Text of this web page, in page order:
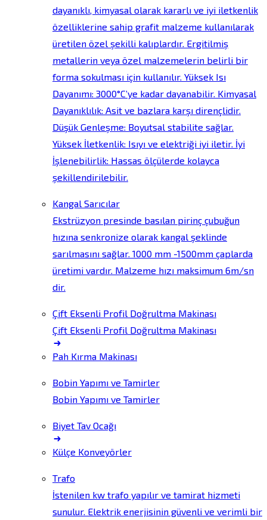
dayanıklı, kimyasal olarak kararlı ve iyi iletkenlik
özelliklerine sahip grafit malzeme kullanılarak
üretilen özel şekilli kalıplardır. Ergitilmiş
metallerin veya özel malzemelerin belirli bir
forma sokulması için kullanılır. Yüksek Isı
Dayanımı: 3000°C’ye kadar dayanabilir. Kimyasal
Dayanıklılık: Asit ve bazlara karşı dirençlidir.
Düşük Genleşme: Boyutsal stabilite sağlar.
Yüksek İletkenlik: Isıyı ve elektriği iyi iletir. İyi
İşlenebilirlik: Hassas ölçülerde kolayca
şekillendirilebilir.
Kangal Sarıcılar
Ekstrüzyon presinde basılan pirinç çubuğun
hızına senkronize olarak kangal şeklinde
sarılmasını sağlar. 1000 mm -1500mm çaplarda
üretimi vardır. Malzeme hızı maksimum 6m/sn
dir.
Çift Eksenli Profil Doğrultma Makinası
Çift Eksenli Profil Doğrultma Makinası
Pah Kırma Makinası
Bobin Yapımı ve Tamirler
Bobin Yapımı ve Tamirler
Biyet Tav Ocağı
Külçe Konveyörler
Trafo
İstenilen kw trafo yapılır ve tamirat hizmeti
sunulur. Elektrik enerjisinin güvenli ve verimli bir